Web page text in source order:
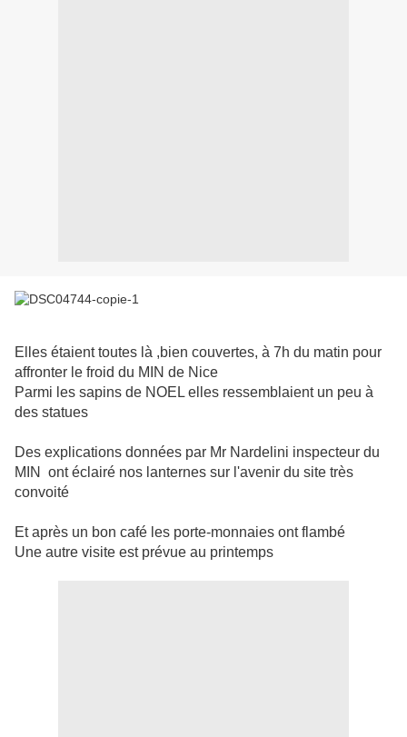
Elles étaient toutes là ,bien couvertes, à 7h du matin pour
affronter le froid du MIN de Nice
Parmi les sapins de NOEL elles ressemblaient un peu à
des statues
Des explications données par Mr Nardelini inspecteur du
MIN ont éclairé nos lanternes sur l'avenir du site très
convoité
Et après un bon café les porte-monnaies ont flambé
Une autre visite est prévue au printemps